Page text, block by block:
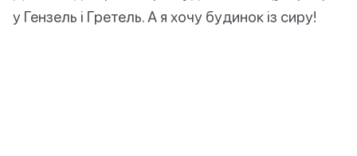
у Гензель і Гретель. А я хочу будинок із сиру!